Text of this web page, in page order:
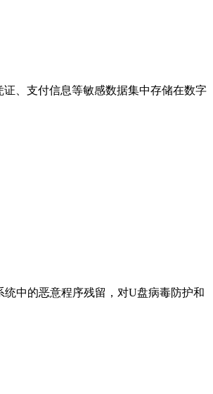
、支付信息等敏感数据集中存储在数字
中的恶意程序残留，对U盘病毒防护和